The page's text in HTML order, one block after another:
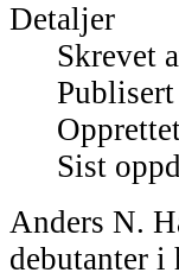
Detaljer
Skrevet
Sist
Anders N.
debutanter i